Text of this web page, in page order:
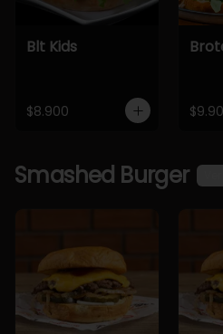
Blt Kids
$8.900
Smashed Burger